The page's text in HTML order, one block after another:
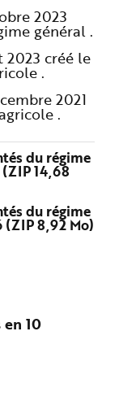
2023
général .
2023 créé le
.
2021
.
du régime
14,68
du régime
8,92 Mo)
10